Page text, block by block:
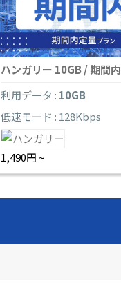
ハンガリー 10GB / 期間内
利用データ : 10GB
低速モード : 128Kbps
1,490円 ~